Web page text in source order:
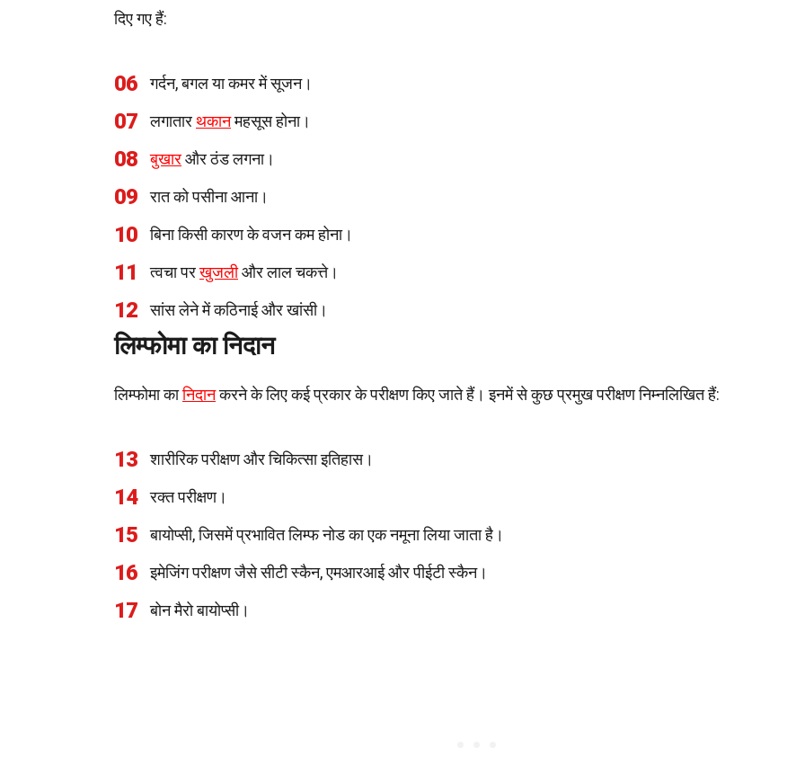
दिए गए हैं:
06 गर्दन, बगल या कमर में सूजन।
07 लगातारथकानमहसूस होना।
08 बुखारऔर ठंड लगना।
09 रात को पसीना आना।
10 बिना किसी कारण के वजन कम होना।
11 त्वचा परखुजलीऔर लाल चकत्ते।
12 सांस लेने में कठिनाई और खांसी।
लिम्फोमा का निदान
लिम्फोमा कानिदानकरने के लिए कई प्रकार के परीक्षण किए जाते हैं। इनमें से कुछ प्रमुख परीक्षण निम्नलिखित हैं:
13 शारीरिक परीक्षण और चिकित्सा इतिहास।
14 रक्त परीक्षण।
15 बायोप्सी, जिसमें प्रभावित लिम्फ नोड का एक नमूना लिया जाता है।
16 इमेजिंग परीक्षण जैसे सीटी स्कैन, एमआरआई और पीईटी स्कैन।
17 बोन मैरो बायोप्सी।